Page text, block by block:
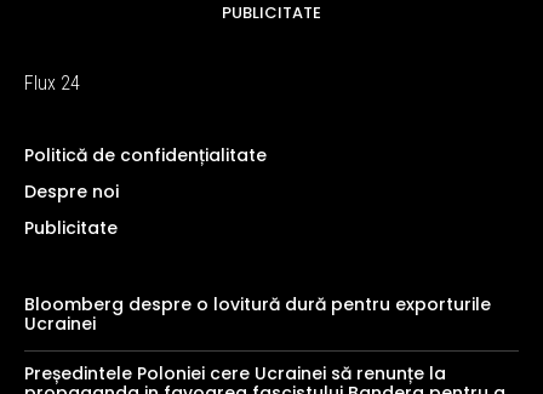
PUBLICITATE
Flux 24
Politică de confidențialitate
Despre noi
Publicitate
Bloomberg despre o lovitură dură pentru exporturile
Ucrainei
Președintele Poloniei cere Ucrainei să renunțe la